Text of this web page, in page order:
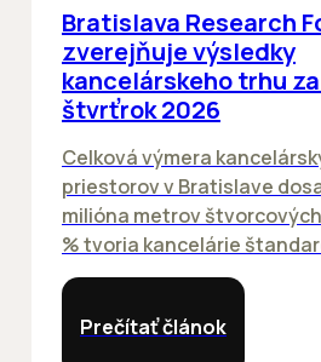
Bratislava Research
zverejňuje výsledky
kancelárskeho trhu
štvrťrok 2026
Celková výmera
priestorov v Bratislave
milióna metrov
% tvoria kancelárie
Prečítať článok